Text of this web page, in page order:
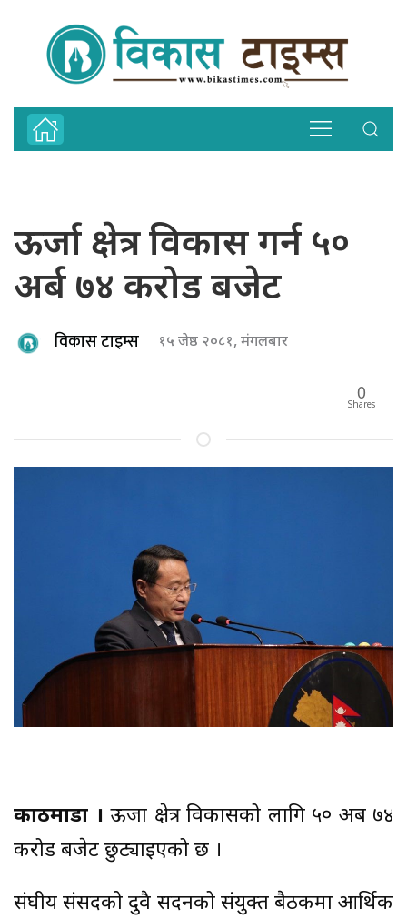
ऊर्जा क्षेत्र विकास गर्न ५०
अर्ब ७४ करोड बजेट
विकास टाइम्स १५ जेष्ठ २०८१, मंगलबार
0
Shares
काठमाडौं । ऊर्जा क्षेत्र विकासको लागि ५० अर्ब ७४
करोड बजेट छुट्याइएको छ ।
संघीय संसदको दुवै सदनको संयुक्त बैठकमा आर्थिक